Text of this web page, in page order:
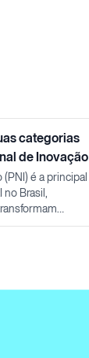
categorias
de Inovação
é a principal
Brasil,